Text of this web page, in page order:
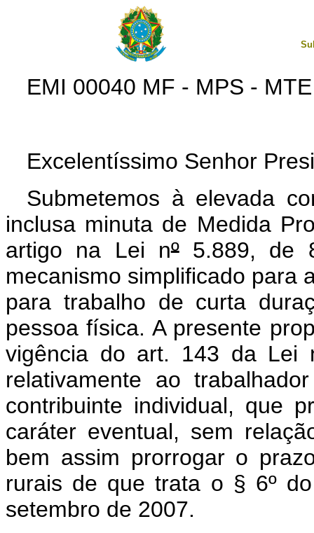
EMI 00040 MF - MPS - MTE
Excelentíssimo Senhor
Submetemos à elevada
inclusa minuta de Medida
artigo na Lei nº5.889, de
mecanismo simplificado para
para trabalho de curta
pessoa física. A presente
vigência do art. 143 da Lei
relativamente ao
contribuinte individual, que
caráter eventual, sem
bem assim prorrogar o
rurais de que trata o § 6º
setembro de 2007.